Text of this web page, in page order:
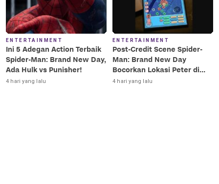
ENTERTAINMENT
Ini 5 Adegan Action Terbaik
Spider-Man: Brand New Day,
Ada Hulk vs Punisher!
4 hari yang lalu
ENTERTAINMENT
Post-Credit Scene Spider-
Man: Brand New Day
Bocorkan Lokasi Peter di
Luar Angkasa!
4 hari yang lalu